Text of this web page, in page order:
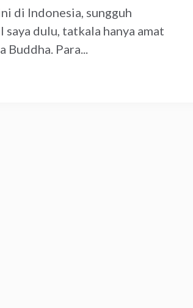
di Indonesia, sungguh
dulu, tatkala hanya amat
Buddha. Para...